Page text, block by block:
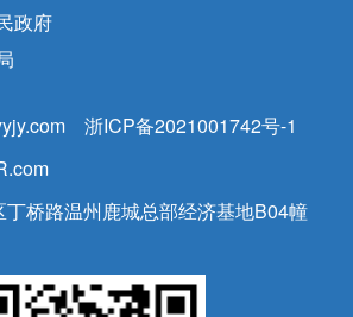
政府
浙ICP备2021001742号-1
丁桥路温州鹿城总部经济基地B04幢